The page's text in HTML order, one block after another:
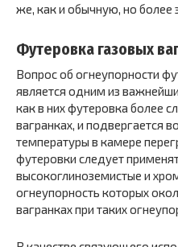
же, как и обычную, но более
Футеровка газовых
Вопрос об огнеупорности
является одним из
как в них футеровка более
вагранках, и подвергается
температуры в камере
футеровки следует
высокоглиноземистые и
огнеупорность которых
вагранках при таких